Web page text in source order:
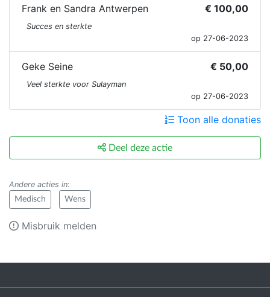
Frank en Sandra Antwerpen € 100,00
Succes en sterkte
op 27-06-2023
Geke Seine € 50,00
Veel sterkte voor Sulayman
op 27-06-2023
Toon alle donaties
Deel deze actie
Andere acties in:
Medisch Wens
Misbruik melden